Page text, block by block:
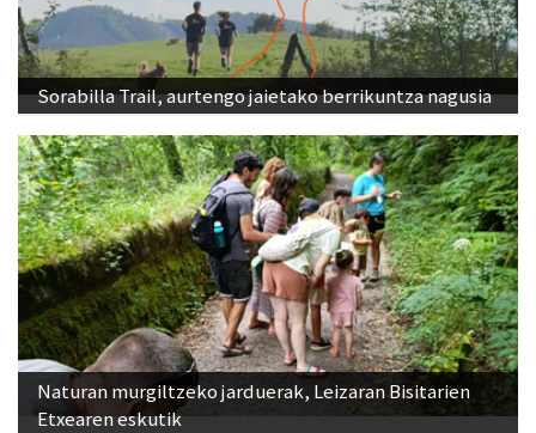
Sorabilla Trail, aurtengo jaietako berrikuntza nagusia
Naturan murgiltzeko jarduerak, Leizaran Bisitarien
Etxearen eskutik